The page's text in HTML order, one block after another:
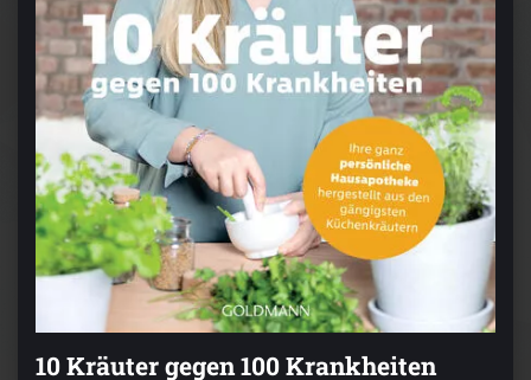
10 Kräuter gegen 100 Krankheiten